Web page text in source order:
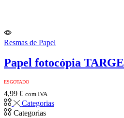
Resmas de Papel
Papel fotocópia
ESGOTADO
4,99 € com IVA
Categorias
Categorias